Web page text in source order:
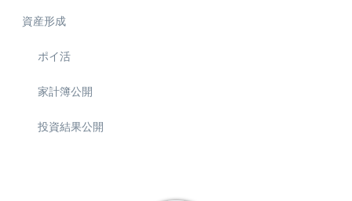
資産形成
ポイ活
家計簿公開
投資結果公開